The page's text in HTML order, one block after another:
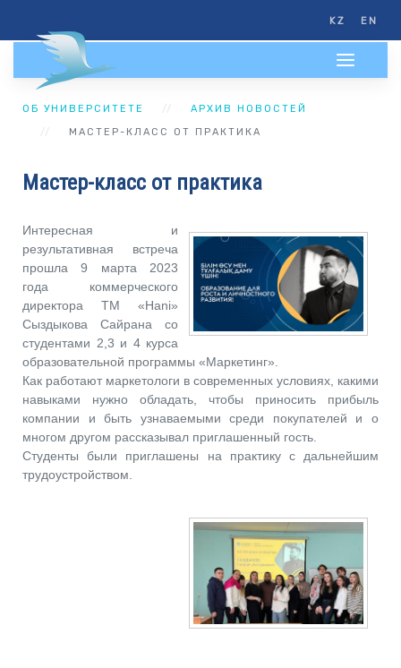
KZ EN
ОБ УНИВЕРСИТЕТЕ
АРХИВ НОВОСТЕЙ
МАСТЕР-КЛАСС ОТ ПРАКТИКА
Мастер-класс от практика
Интересная и
результативная встреча
прошла 9 марта 2023
года коммерческого
директора ТМ «Hani»
Сыздыкова Сайрана со
студентами 2,3 и 4 курса
образовательной программы «Маркетинг».
Как работают маркетологи в современных условиях, какими
навыками нужно обладать, чтобы приносить прибыль
компании и быть узнаваемыми среди покупателей и о
многом другом рассказывал приглашенный гость.
Студенты были приглашены на практику с дальнейшим
трудоустройством.